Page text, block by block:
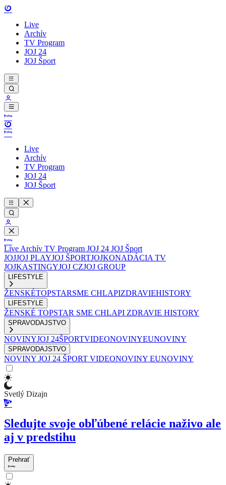
Live
Archív
TV Program
JOJ 24
JOJ Šport
Live
Archív
TV Program
JOJ 24
JOJ Šport
Live Archív TV Program JOJ 24 JOJ Šport
JOJJOJ PLAYJOJ ŠPORTJOJKONADÁCIA TV
JOJKASTINGYJOJ CZJOJ GROUP
LIFESTYLE
ŽENSKÉTOPSTARSME CHLAPIZDRAVIEHISTORY
LIFESTYLE
ŽENSKÉ TOPSTAR SME CHLAPI ZDRAVIE HISTORY
SPRAVODAJSTVO
NOVINYJOJ 24ŠPORTVIDEONOVINYEUNOVINY
SPRAVODAJSTVO
NOVINY JOJ 24 ŠPORT VIDEONOVINY EUNOVINY
Svetlý Dizajn
Sledujte svoje obľúbené relácie naživo ale
aj v predstihu
Prehrať